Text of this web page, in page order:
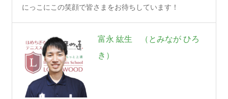
にっこにこの笑顔で皆さまをお待ちしています！
富永 紘生 （とみなが ひろ
き）